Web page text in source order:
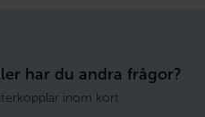
har du andra frågor?
inom kort.